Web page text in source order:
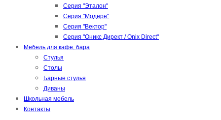
Серия "Эталон"
Серия "Модерн"
Серия "Вектор"
Серия "Оникс Директ / Onix Direct"
Мебель для кафе, бара
Стулья
Столы
Барные стулья
Диваны
Школьная мебель
Контакты